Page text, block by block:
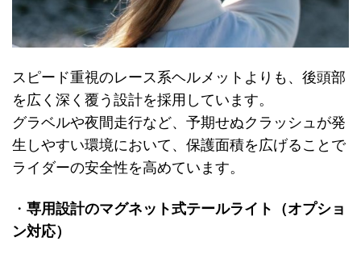
スピード重視のレース系ヘルメットよりも、後頭部
を広く深く覆う設計を採用しています。
グラベルや夜間走行など、予期せぬクラッシュが発
生しやすい環境において、保護面積を広げることで
ライダーの安全性を高めています。
・ 専用設計のマグネット式テールライト（オプショ
ン対応）